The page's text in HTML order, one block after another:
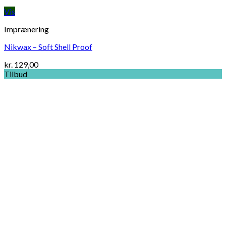
Vis
Imprænering
Nikwax – Soft Shell Proof
kr. 129,00
Tilbud